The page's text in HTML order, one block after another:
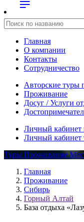
Главная
О компании
Контакты
Сотрудничество
Авторские туры
Проживание
Досуг / Услуги
Личный кабинет
Личный кабинет
Туры Проживание
Главная
Проживание
Сибирь
Горный Алтай
База отдыха